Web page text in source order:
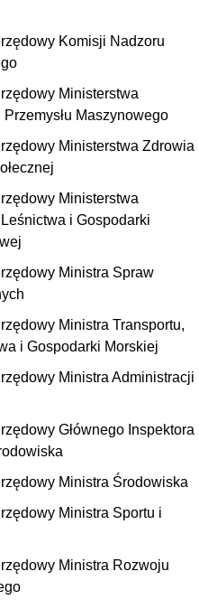
Komisji Nadzoru
Ministerstwa
Przemysłu Maszynowego
Ministerstwa Zdrowia
Ministerstwa
i Gospodarki
Ministra Spraw
Ministra Transportu,
i Gospodarki Morskiej
Ministra Administracji
Głównego Inspektora
Ministra Środowiska
Ministra Sportu i
Ministra Rozwoju